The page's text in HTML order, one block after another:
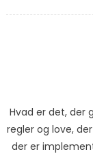
Hvad er det, der
regler og love,
der er